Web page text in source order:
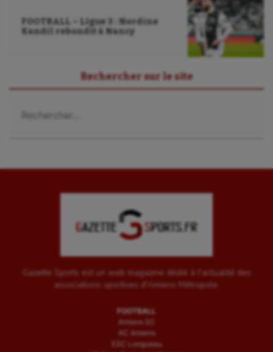
UNSS
Wakeboard
FOOTBALL – Ligue 3 : Nordine
Kandil rebondit à Nancy
Rechercher sur le site
Gazette Sports est un web magazine dédié à l'actualité des
associations sportives d'Amiens Métropole.
FOOTBALL
Amiens SC
AC Amiens
ESC Longueau